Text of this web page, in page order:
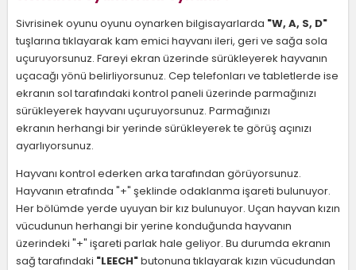
Sivrisinek oyunu oyunu oynarken bilgisayarlarda "W, A, S, D"
tuşlarına tıklayarak kam emici hayvanı ileri, geri ve sağa sola
uçuruyorsunuz. Fareyi ekran üzerinde sürükleyerek hayvanın
uçacağı yönü belirliyorsunuz. Cep telefonları ve tabletlerde ise
ekranın sol tarafındaki kontrol paneli üzerinde parmağınızı
sürükleyerek hayvanı uçuruyorsunuz. Parmağınızı
ekranın herhangi bir yerinde sürükleyerek te görüş açınızı
ayarlıyorsunuz.
Hayvanı kontrol ederken arka tarafından görüyorsunuz.
Hayvanın etrafında "+" şeklinde odaklanma işareti bulunuyor.
Her bölümde yerde uyuyan bir kız bulunuyor. Uçan hayvan kızın
vücudunun herhangi bir yerine konduğunda hayvanın
üzerindeki "+" işareti parlak hale geliyor. Bu durumda ekranın
sağ tarafındaki "LEECH"butonuna tıklayarak kızın vücudundan